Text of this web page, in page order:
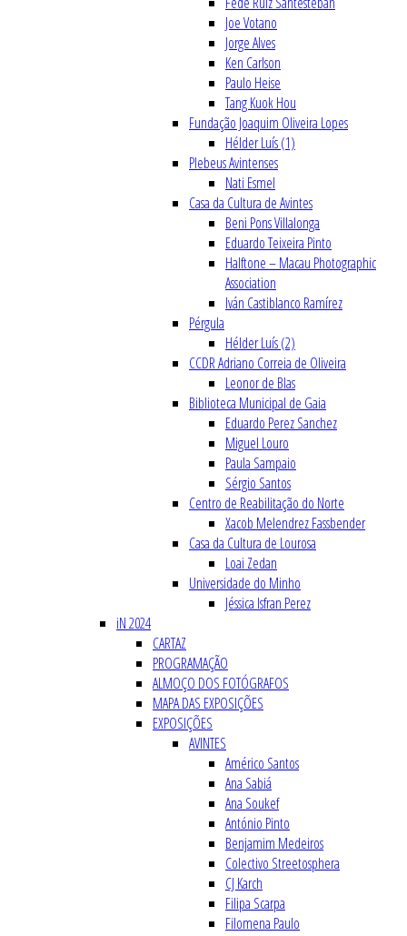
Joe Votano
Jorge Alves
Ken Carlson
Paulo Heise
Tang Kuok Hou
Fundação Joaquim Oliveira Lopes
Hélder Luís (1)
Plebeus Avintenses
Nati Esmel
Casa da Cultura de Avintes
Beni Pons Villalonga
Eduardo Teixeira Pinto
Halftone – Macau Photographic
Association
Iván Castiblanco Ramírez
Pérgula
Hélder Luís (2)
CCDR Adriano Correia de Oliveira
Leonor de Blas
Biblioteca Municipal de Gaia
Eduardo Perez Sanchez
Miguel Louro
Paula Sampaio
Sérgio Santos
Centro de Reabilitação do Norte
Xacob Melendrez Fassbender
Casa da Cultura de Lourosa
Loai Zedan
Universidade do Minho
Jéssica Isfran Perez
iN 2024
CARTAZ
PROGRAMAÇÃO
ALMOÇO DOS FOTÓGRAFOS
MAPA DAS EXPOSIÇÕES
EXPOSIÇÕES
AVINTES
Américo Santos
Ana Sabiá
Ana Soukef
António Pinto
Benjamim Medeiros
Colectivo Streetosphera
CJ Karch
Filipa Scarpa
Filomena Paulo